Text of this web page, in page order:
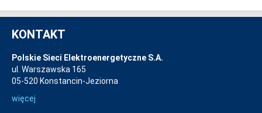
KONTAKT
Polskie Sieci Elektroenergetyczne S.A.
ul. Warszawska 165
05-520 Konstancin-Jeziorna
więcej